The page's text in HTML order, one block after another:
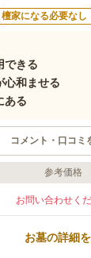
檀家になる必要なし
できる
心和ませる
ある
コメント・口コミ
メント
にある鳩浄苑は、
にも出やすい位置に
参考価格
お問い合わせく
お墓の詳細